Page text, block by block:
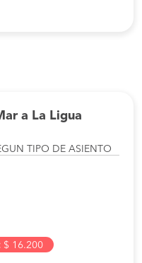
a La Ligua
TIPO DE ASIENTO
$ 16.200